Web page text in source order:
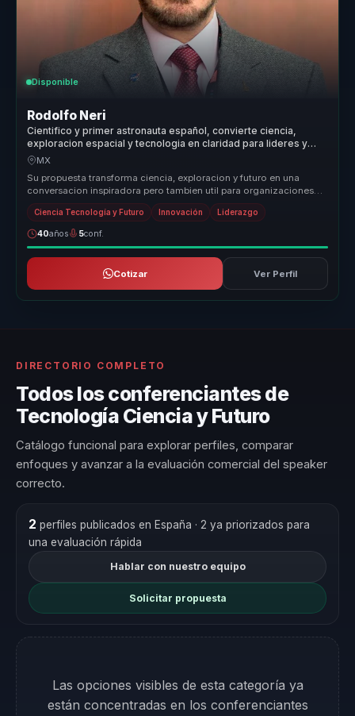
Disponible
Rodolfo Neri
Cientifico y primer astronauta español, convierte ciencia,
exploracion espacial y tecnologia en claridad para lideres y
equipos.
MX
Su propuesta transforma ciencia, exploracion y futuro en una
conversacion inspiradora pero tambien util para organizaciones
que necesitan...
Ciencia Tecnología y Futuro Innovación Liderazgo
40años 5conf.
Cotizar Ver Perfil
DIRECTORIO COMPLETO
Todos los conferenciantes de
Tecnología Ciencia y Futuro
Catálogo funcional para explorar perfiles, comparar
enfoques y avanzar a la evaluación comercial del speaker
correcto.
2 perfiles publicados en España · 2 ya priorizados para
una evaluación rápida
Hablar con nuestro equipo
Solicitar propuesta
Las opciones visibles de esta categoría ya
están concentradas en los conferenciantes